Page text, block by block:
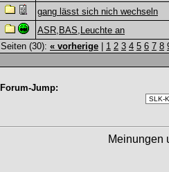
gang lässt sich nich wechseln
ASR,BAS,Leuchte an
Seiten (30): « vorherige 1 2 3 4 5 6 7 8
Forum-Jump:
Meinungen